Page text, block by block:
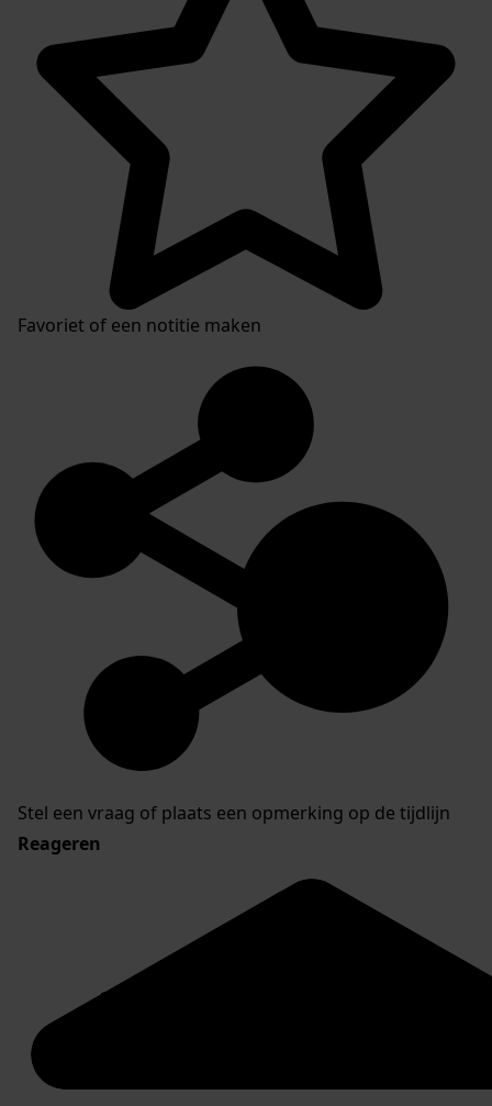
Favoriet of een notitie maken
Stel een vraag of plaats een opmerking op de tijdlijn
Reageren